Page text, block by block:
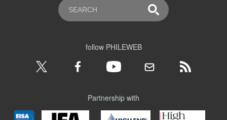
follow PHILEWEB
Partnership with